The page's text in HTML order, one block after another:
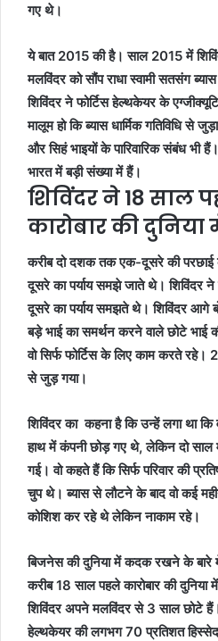
गए थे।
ये बात 2015 की है। साल 2015 में
मलविंदर को सौंप राधा स्वामी सतसंग
शिविंदर ने फोर्टिस हेल्थकेयर के
मालूम हो कि ब्यास धार्मिक गतिविधि से
और सिहं भाइयों के पारिवारिक संबंध भी
भारत में बड़ी संख्या में हैं।
शिविंदर ने 18 साल
कारोबार की
करीब दो दशक तक एक-दूसरे की परछाई
दूसरे का पर्याय समझे जाते थे। शिविंदर
दूसरे का पर्याय समझते थे। शिविंदर आगे
बड़े भाई का समर्थन करने वाले छोटे भाई
वो सिर्फ फोर्टिस के लिए काम करते रहे।
से जुड़ गया।
शिविंदर का कहना है कि उन्हें लगा था
हाथ में कंपनी छोड़ गए थे, लेकिन दो साल
गई। वो कहते हैं कि सिर्फ परिवार की
चुप थे। ब्यास से लौटने के बाद वो कई
कोशिश कर रहे थे लेकिन नाकाम रहे।
बिजनेस की दुनिया में कदक रखने के बारे में
करीब 18 साल पहले कारोबार की
शिविंदर अपने मलविंदर से 3 साल छोटे हैं।
हेल्थकेयर की लगभग 70 प्रतिशत